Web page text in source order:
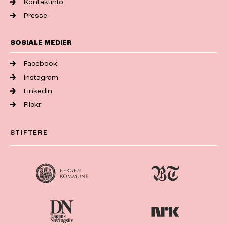
Kontaktinfo
Presse
SOSIALE MEDIER
Facebook
Instagram
LinkedIn
Flickr
STIFTERE